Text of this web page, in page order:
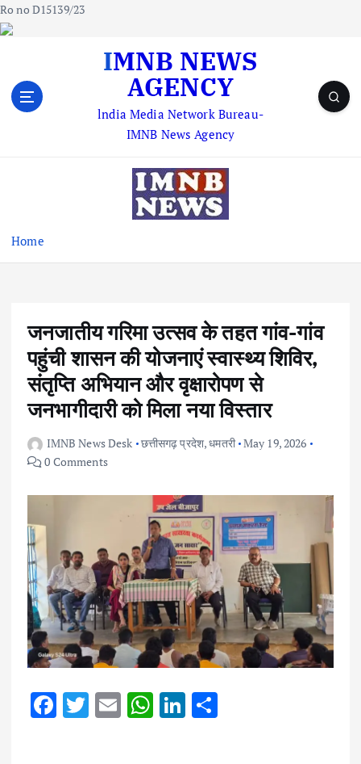
Ro no D15139/23
IMNB NEWS
AGENCY
lndia Media Network Bureau-
IMNB News Agency
Home
जनजातीय गरिमा उत्सव के तहत गांव-गांव
पहुंची शासन की योजनाएं स्वास्थ्य शिविर,
संतृप्ति अभियान और वृक्षारोपण से
जनभागीदारी को मिला नया विस्तार
IMNB News Desk छत्तीसगढ़ प्रदेश,धमतरी May 19, 2026
0 Comments
F T E W Li